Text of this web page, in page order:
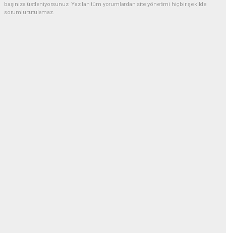
başınıza üstleniyorsunuz. Yazılan tüm yorumlardan site yönetimi hiçbir şekilde
sorumlu tutulamaz.